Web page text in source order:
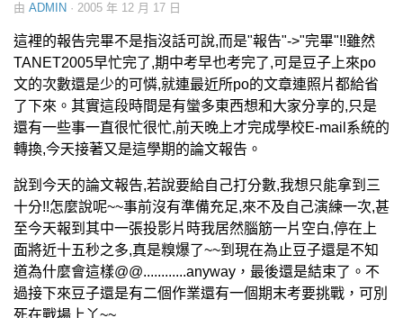
由 ADMIN · 2005 年 12 月 17 日
這裡的報告完畢不是指沒話可說,而是"報告"->"完畢"!!雖然
TANET2005早忙完了,期中考早也考完了,可是豆子上來po
文的次數還是少的可憐,就連最近所po的文章連照片都給省
了下來。其實這段時間是有蠻多東西想和大家分享的,只是
還有一些事一直很忙很忙,前天晚上才完成學校E-mail系統的
轉換,今天接著又是這學期的論文報告。
說到今天的論文報告,若說要給自己打分數,我想只能拿到三
十分!!怎麼說呢~~事前沒有準備充足,來不及自己演練一次,甚
至今天報到其中一張投影片時我居然腦筋一片空白,停在上
面將近十五秒之多,真是糗爆了~~到現在為止豆子還是不知
道為什麼會這樣@@............anyway，最後還是結束了。不
過接下來豆子還是有二個作業還有一個期末考要挑戰，可別
死在戰場上丫~~